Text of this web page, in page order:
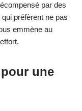
par des
préfèrent ne pas
emmène au
une